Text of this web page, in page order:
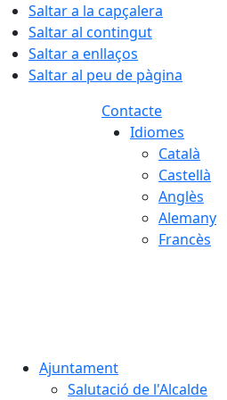
Saltar a la capçalera
Saltar al contingut
Saltar a enllaços
Saltar al peu de pàgina
Contacte
Idiomes
Català
Castellà
Anglès
Alemany
Francès
Ajuntament
Salutació de l'Alcalde